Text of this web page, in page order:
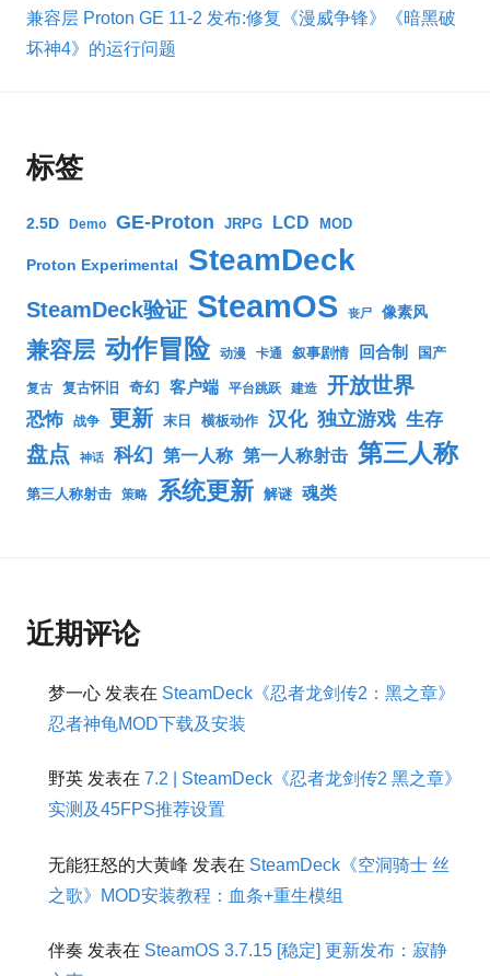
兼容层 Proton GE 11-2 发布:修复《漫威争锋》《暗黑破
坏神4》的运行问题
标签
2.5D Demo GE-Proton JRPG LCD MOD
Proton Experimental SteamDeck
SteamDeck验证 SteamOS 丧尸 像素风
兼容层 动作冒险 动漫 卡通 叙事剧情 回合制 国产
复古 复古怀旧 奇幻 客户端 平台跳跃 建造 开放世界
恐怖 战争 更新 末日 横板动作 汉化 独立游戏 生存
盘点 神话 科幻 第一人称 第一人称射击 第三人称
第三人称射击 策略 系统更新 解谜 魂类
近期评论
梦一心 发表在 SteamDeck《忍者龙剑传2：黑之章》
忍者神龟MOD下载及安装
野英 发表在 7.2 | SteamDeck《忍者龙剑传2 黑之章》
实测及45FPS推荐设置
无能狂怒的大黄峰 发表在 SteamDeck《空洞骑士 丝
之歌》MOD安装教程：血条+重生模组
伴奏 发表在 SteamOS 3.7.15 [稳定] 更新发布：寂静